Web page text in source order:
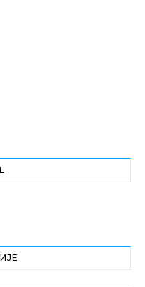
Instagram
on YouTube